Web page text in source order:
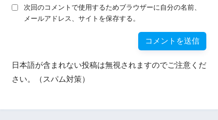
次回のコメントで使用するためブラウザーに自分の名前、
メールアドレス、サイトを保存する。
日本語が含まれない投稿は無視されますのでご注意くだ
さい。（スパム対策）